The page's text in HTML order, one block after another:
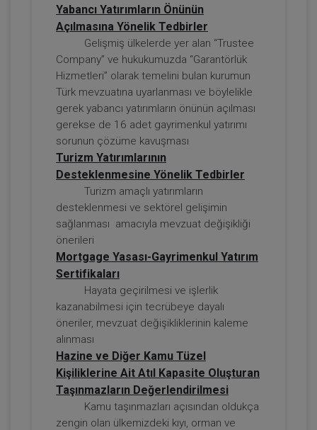
Tüketici Hukuku Enstitüsü
Sorumluluk Hukuku - IV. Borçlar Hukuku
Kongresi - III. Oturum
360 TL Sepete Ekle
Tüketici Hukuku Enstitüsü
Yabancı Yatırımların Önünün
Açılmasına Yönelik Tedbirler
Gelişmiş ülkelerde yer alan “Trustee
Company” ve hukukumuzda “Garantörlük
Hizmetleri” olarak temelini bulan kurumun
Türk mevzuatına uyarlanması ve böylelikle
gerek yabancı yatırımların önünün açılması
gerekse de 16 adet gayrimenkul yatırımı
sorunun çözüme kavuşması
Turizm Yatırımlarının
Desteklenmesine Yönelik Tedbirler
Turizm amaçlı yatırımların
desteklenmesi ve sektörel gelişimin
sağlanması amacıyla mevzuat değişikliği
önerileri
Mortgage Yasası-Gayrimenkul Yatırım
Sertifikaları
Hayata geçirilmesi ve işlerlik
kazanabilmesi için tecrübeye dayalı
öneriler, mevzuat değişikliklerinin kaleme
alınması
Hazine ve Diğer Kamu Tüzel
Kişiliklerine Ait Atıl Kapasite Oluşturan
Taşınmazların Değerlendirilmesi
Kamu taşınmazları açısından oldukça
zengin olan ülkemizdeki kıyı, orman ve